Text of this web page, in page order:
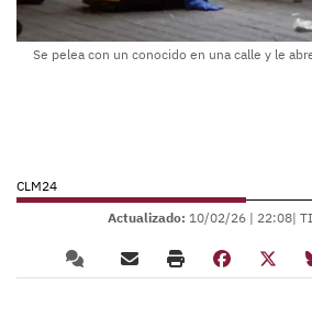
Se pelea con un conocido en una calle y le
CLM24
Actualizado: 10/02/26 | 22:08|